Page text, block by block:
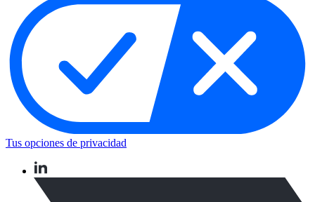
Tus opciones de privacidad